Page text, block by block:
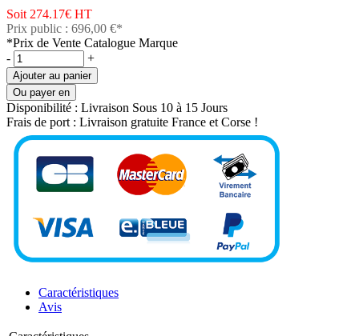
Soit 274.17€ HT
Prix public : 696,00 €*
*Prix de Vente Catalogue Marque
-
+
Ajouter au panier
Ou payer en
Disponibilité : Livraison Sous 10 à 15 Jours
Frais de port : Livraison gratuite France et Corse !
Caractéristiques
Avis